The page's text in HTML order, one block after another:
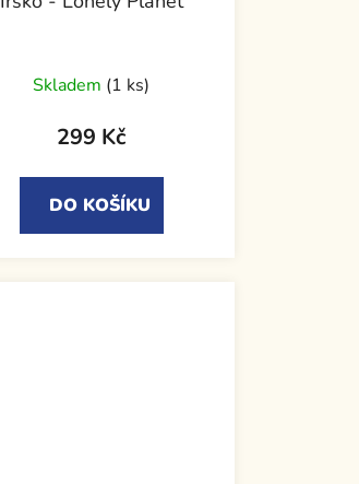
Skladem (1 ks)
299 Kč
DO KOŠÍKU